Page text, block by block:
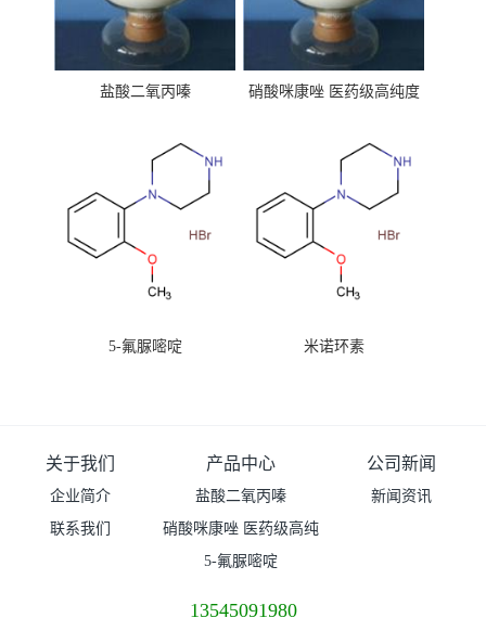
盐酸二氧丙嗪
硝酸咪康唑 医药级高纯度
5-氟脲嘧啶 米诺环素
关于我们
企业简介
联系我们
产品中心
盐酸二氧丙嗪
硝酸咪康唑 医药级高纯
度99%原粉
5-氟脲嘧啶
公司新闻
新闻资讯
13545091980